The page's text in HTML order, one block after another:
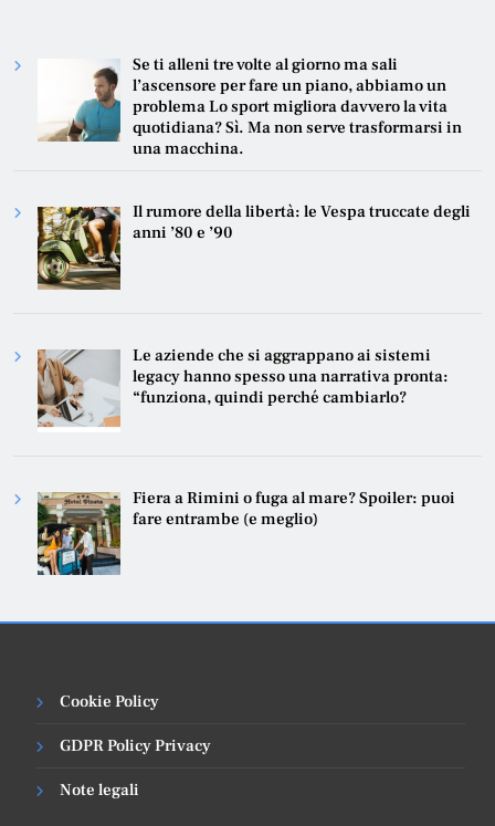
Se ti alleni tre volte al giorno ma sali
l’ascensore per fare un piano, abbiamo un
problema Lo sport migliora davvero la vita
quotidiana? Sì. Ma non serve trasformarsi in
una macchina.
Il rumore della libertà: le Vespa truccate degli
anni ’80 e ’90
Le aziende che si aggrappano ai sistemi
legacy hanno spesso una narrativa pronta:
“funziona, quindi perché cambiarlo?
Fiera a Rimini o fuga al mare? Spoiler: puoi
fare entrambe (e meglio)
Cookie Policy
GDPR Policy Privacy
Note legali